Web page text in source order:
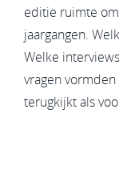
editie ruimte
jaargangen.
Welke
vragen
terugkijkt als